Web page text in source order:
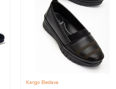
Kargo Bedava